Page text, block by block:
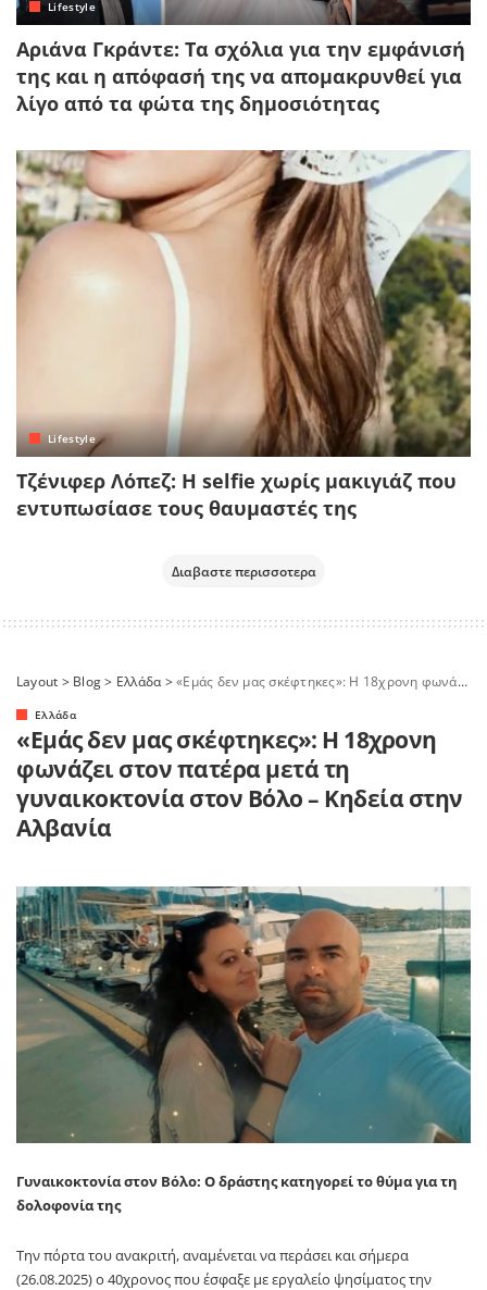
Lifestyle
Αριάνα Γκράντε: Τα σχόλια για την εμφάνισή
της και η απόφασή της να απομακρυνθεί για
λίγο από τα φώτα της δημοσιότητας
Lifestyle
Τζένιφερ Λόπεζ: Η selfie χωρίς μακιγιάζ που
εντυπωσίασε τους θαυμαστές της
Διαβαστε περισσοτερα
Layout > Blog> Ελλάδα>«Εμάς δεν μας σκέφτηκες»: Η 18χρονη φωνάζει στον πατέρα μετά τη γυναικοκτονία στον Βόλο – Κηδεία στην Αλβανία
Ελλάδα
«Εμάς δεν μας σκέφτηκες»: Η 18χρονη
φωνάζει στον πατέρα μετά τη
γυναικοκτονία στον Βόλο – Κηδεία στην
Αλβανία
Γυναικοκτονία στον Βόλο: Ο δράστης κατηγορεί το θύμα για τη
δολοφονία της
Την πόρτα του ανακριτή, αναμένεται να περάσει και σήμερα
(26.08.2025) ο 40χρονος που έσφαξε με εργαλείο ψησίματος την